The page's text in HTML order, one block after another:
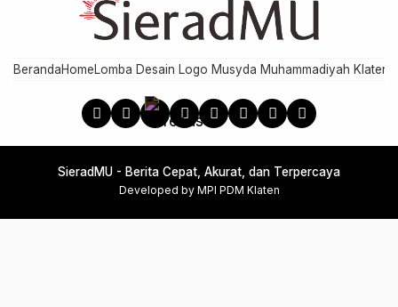
BerandaHomeLomba Desain Logo Musyda Muhammadiyah Klaten
SieradMU - Berita Cepat, Akurat, dan Terpercaya
Developed by MPI PDM Klaten